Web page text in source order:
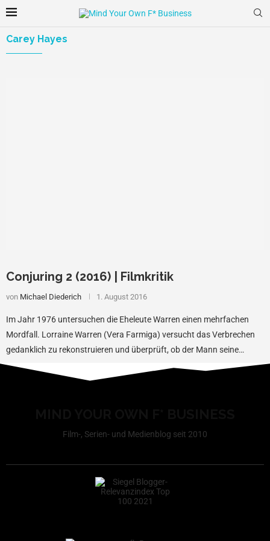
Carey Hayes
Conjuring 2 (2016) | Filmkritik
von Michael Diederich 1. August 2016
Im Jahr 1976 untersuchen die Eheleute Warren einen mehrfachen
Mordfall. Lorraine Warren (Vera Farmiga) versucht das Verbrechen
gedanklich zu rekonstruieren und überprüft, ob der Mann seine…
Film-, Serien- und Medienblog seit 2010